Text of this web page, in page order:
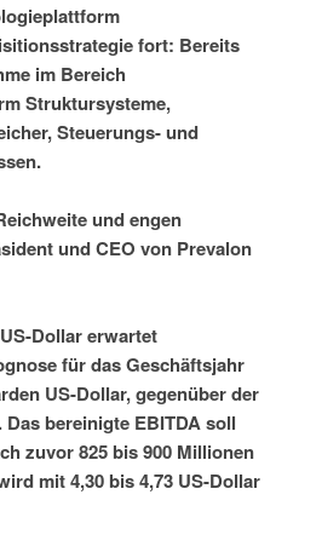
fort: Bereits
im Bereich
Struktursysteme,
Steuerungs- und
und engen
und CEO von Prevalon
Dollar erwartet
für das Geschäftsjahr
US-Dollar, gegenüber der
bereinigte EBITDA soll
zuvor 825 bis 900 Millionen
mit 4,30 bis 4,73 US-Dollar